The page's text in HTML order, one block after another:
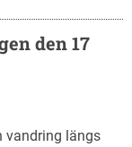
den 17
vandring längs